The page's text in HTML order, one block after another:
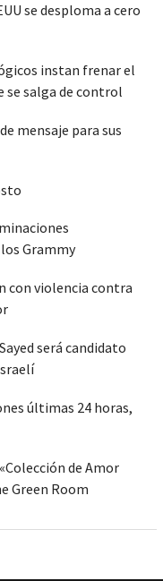
se desploma a cero
instan frenar el
se salga de control
mensaje para sus
Grammy
con violencia contra
será candidato
últimas 24 horas,
de Amor
Green Room